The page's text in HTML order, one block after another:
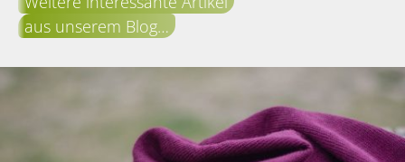
aus unserem Blog…